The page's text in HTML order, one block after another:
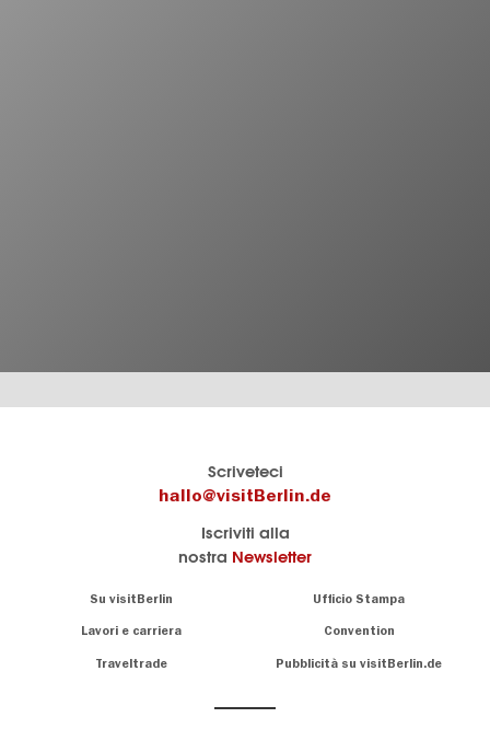
Scriveteci
hallo@visitBerlin.de
Iscriviti alla
nostra Newsletter
Su visitBerlin Ufficio Stampa
Lavori e carriera Convention
Traveltrade Pubblicità su visitBerlin.de
Berlino e siamo
lì per te.